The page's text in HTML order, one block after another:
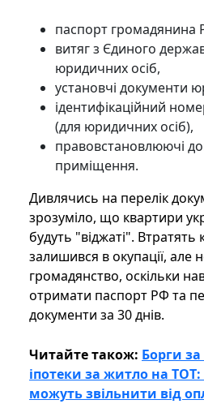
паспорт громадянина
витяг з Єдиного
юридичних осіб,
установчі документи
ідентифікаційний
(для юридичних осіб),
правовстановлюючі
приміщення.
Дивлячись на перелік
зрозуміло, що квартири
будуть "віджаті". Втратять
залишився в окупації, але
громадянство, оскільки
отримати паспорт РФ та
документи за 30 днів.
Читайте також: Борги
іпотеки за житло на ТОТ:
можуть звільнити від